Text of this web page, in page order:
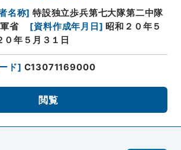
名称] 特設独立歩兵第七大隊第二中隊
省 [資料作成年月日 ] 昭和２０年５
０年５月３１日
ド] C13071169000
閲覧